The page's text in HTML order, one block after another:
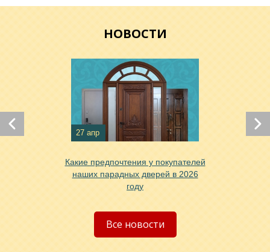
НОВОСТИ
27 апр
Какие предпочтения у покупателей
наших парадных дверей в 2026
году
Все новости